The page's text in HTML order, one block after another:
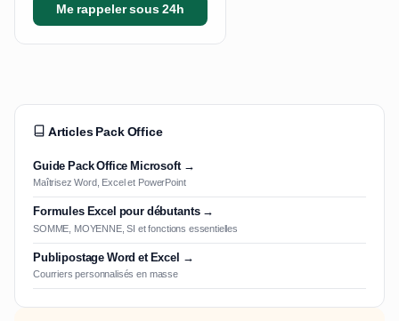
Me rappeler sous 24h
Articles Pack Office
Guide Pack Office Microsoft →
Maîtrisez Word, Excel et PowerPoint
Formules Excel pour débutants →
SOMME, MOYENNE, SI et fonctions essentielles
Publipostage Word et Excel →
Courriers personnalisés en masse